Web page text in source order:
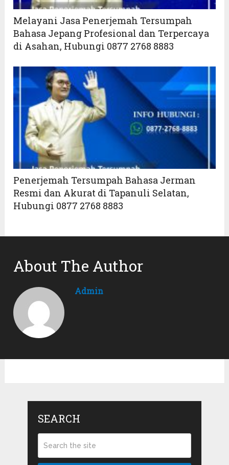
Melayani Jasa Penerjemah Tersumpah
Bahasa Jepang Profesional dan Terpercaya
di Asahan, Hubungi 0877 2768 8883
Penerjemah Tersumpah Bahasa Jerman
Resmi dan Akurat di Tapanuli Selatan,
Hubungi 0877 2768 8883
About The Author
Admin
SEARCH